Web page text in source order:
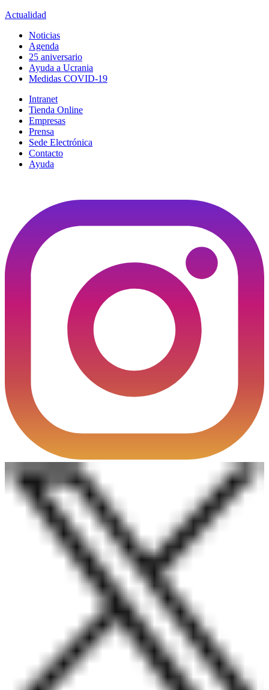
Actualidad
Noticias
Agenda
25 aniversario
Ayuda a Ucrania
Medidas COVID-19
Intranet
Tienda Online
Empresas
Prensa
Sede Electrónica
Contacto
Ayuda